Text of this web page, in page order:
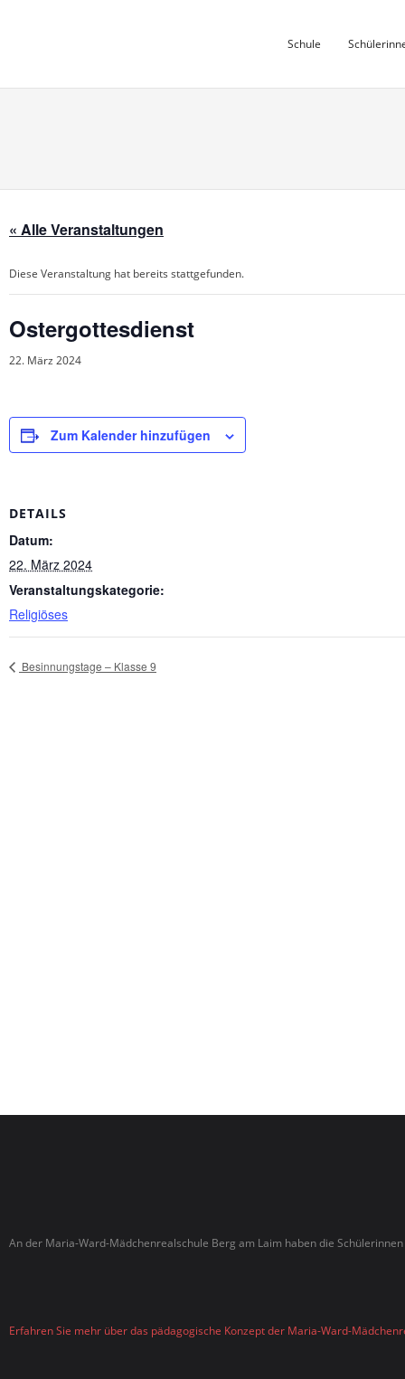
Schule
« Alle Veranstaltungen
Diese Veranstaltung hat bereits stattgefunden.
Ostergottesdienst
22. März 2024
Zum Kalender hinzufügen
DETAILS
Datum:
22. März 2024
Veranstaltungskategorie:
Religiöses
Besinnungstage – Klasse 9
An der Maria-Ward-Mädchenrealschule Berg am Laim haben die
Erfahren Sie mehr über das pädagogische Konzept der Maria-Ward-